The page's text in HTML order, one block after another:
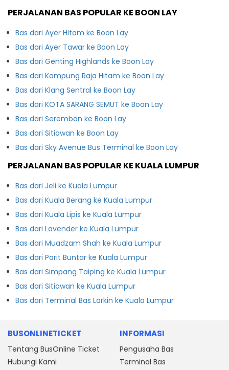
PERJALANAN BAS POPULAR KE BOON LAY
Bas dari Ayer Hitam ke Boon Lay
Bas dari Ayer Tawar ke Boon Lay
Bas dari Genting Highlands ke Boon Lay
Bas dari Kampung Raja Hitam ke Boon Lay
Bas dari Klang Sentral ke Boon Lay
Bas dari KOTA SARANG SEMUT ke Boon Lay
Bas dari Seremban ke Boon Lay
Bas dari Sitiawan ke Boon Lay
Bas dari Sky Avenue Bus Terminal ke Boon Lay
PERJALANAN BAS POPULAR KE KUALA LUMPUR
Bas dari Jeli ke Kuala Lumpur
Bas dari Kuala Berang ke Kuala Lumpur
Bas dari Kuala Lipis ke Kuala Lumpur
Bas dari Lavender ke Kuala Lumpur
Bas dari Muadzam Shah ke Kuala Lumpur
Bas dari Parit Buntar ke Kuala Lumpur
Bas dari Simpang Taiping ke Kuala Lumpur
Bas dari Sitiawan ke Kuala Lumpur
Bas dari Terminal Bas Larkin ke Kuala Lumpur
BUSONLINETICKET
Tentang BusOnline Ticket
Hubungi Kami
INFORMASI
Pengusaha Bas
Terminal Bas